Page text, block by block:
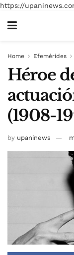
https://
Home Efemérides
Héroe
(1908-
by upaninews